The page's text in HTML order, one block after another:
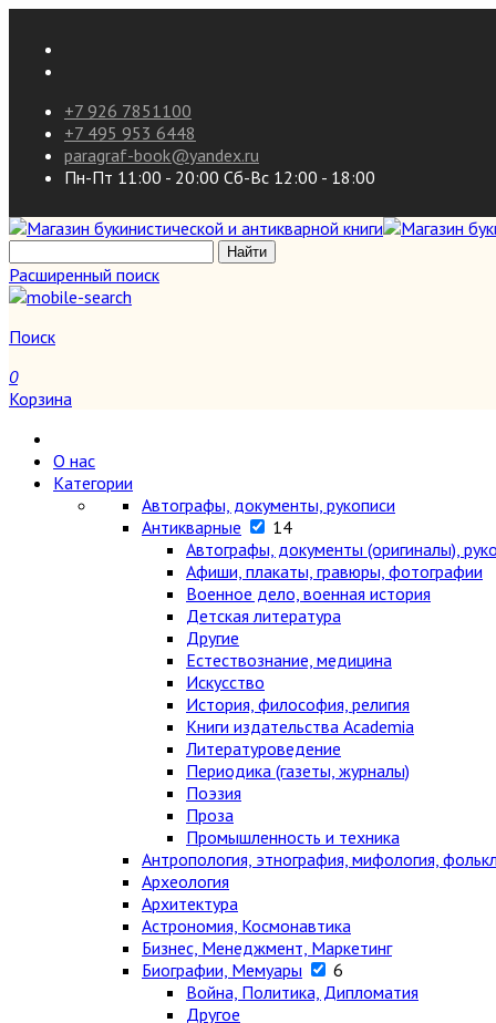
+7 926 7851100
+7 495 953 6448
paragraf-book@yandex.ru
Пн-Пт 11:00 - 20:00 Сб-Вс 12:00 - 18:00
Расширенный поиск
Поиск
0
Корзина
О нас
Категории
Автографы, документы, рукописи
Антикварные
14
Автографы, документы (оригиналы),
Афиши, плакаты, гравюры, фотографии
Военное дело, военная история
Детская литература
Другие
Естествознание, медицина
Искусство
История, философия, религия
Книги издательства Academia
Литературоведение
Периодика (газеты, журналы)
Поэзия
Проза
Промышленность и техника
Антропология, этнография, мифология,
Археология
Архитектура
Астрономия, Космонавтика
Бизнес, Менеджмент, Маркетинг
Биографии, Мемуары
6
Война, Политика, Дипломатия
Другое